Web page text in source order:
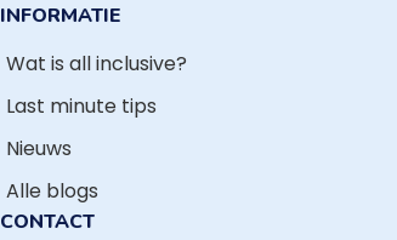
INFORMATIE
Wat is all inclusive?
Last minute tips
Nieuws
Alle blogs
CONTACT